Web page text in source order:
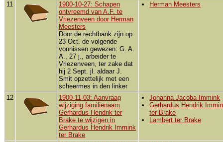
11
1900-10-27: Schapen
ontvreemd van A.F. te
Vriezenveen door Herman
Meesters
Door de rechtbank zijn op
23 Oct. de volgende
vonnissen gewezen: G. A.
A., 27 j., arbeider te
Vriezenveen, ter zake dat
hij 2 Sept. jl. aldaar J.
Smit opzettelijk met een
scheermes in den linker
Herman Meesters
12
1900-11-03: Aanvraag
wijziging familienaam
Gerhardus Hendrik ter
Brake te wijzigen in
Gerhardus Hendrik Immink
ter Brake
Johanna Jacoba Immink
Gerhardus Hendrik
ter Brake
Lambert ter Brake